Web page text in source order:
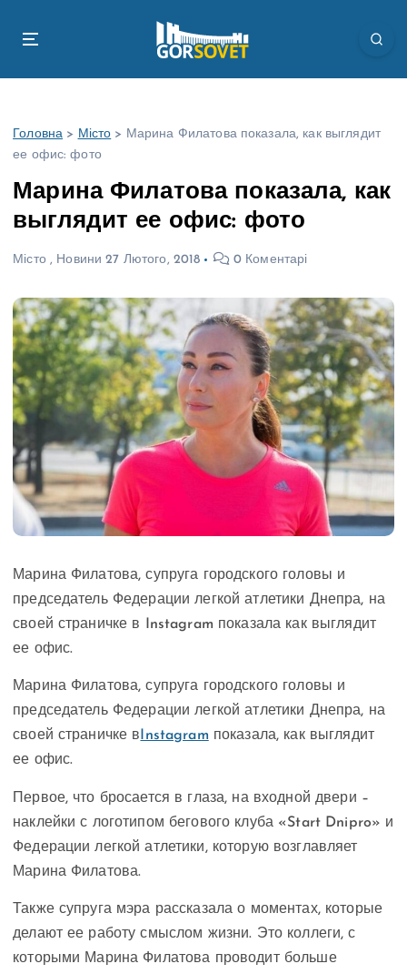
Головна > Місто > Марина Филатова показала, как выглядит
ее офис: фото
Марина Филатова показала, как
выглядит ее офис: фото
Місто, Новини 27 Лютого, 2018 0 Коментарі
Марина Филатова, супруга городского головы и
председатель Федерации легкой атлетики Днепра, на
своей страничке в Instagram показала как выглядит
ее офис.
Марина Филатова, супруга городского головы и
председатель Федерации легкой атлетики Днепра, на
своей страничке вInstagram показала, как выглядит
ее офис.
Первое, что бросается в глаза, на входной двери –
наклейки с логотипом бегового клуба «Start Dnipro» и
Федерации легкой атлетики, которую возглавляет
Марина Филатова.
Также супруга мэра рассказала о моментах, которые
делают ее работу смыслом жизни. Это коллеги, с
которыми Марина Филатова проводит больше